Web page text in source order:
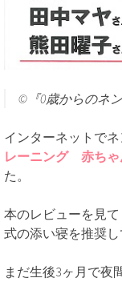
©『0歳からのネ
インターネットで
レーニング 赤ちゃ
た。
本のレビューを見
式の添い寝を推奨
まだ生後3ヶ月で夜